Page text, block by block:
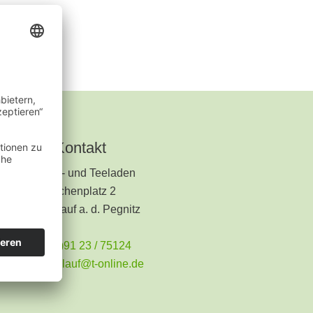
Kontakt
Kräuter- und Teeladen
Kirchenplatz 2
91207 Lauf a. d. Pegnitz
+49 (0)91 23 / 75124
teeladen.lauf@t-online.de